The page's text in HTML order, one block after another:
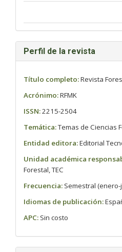
Perfil de la revista
Título completo:Revista
Acrónimo:RFMK
ISSN:2215-2504
Temática:Temas de Ciencias
Entidad editora:Editorial
Unidad académica
Forestal, TEC
Frecuencia: Semestral
Idiomas de publicación:
APC: Sin costo